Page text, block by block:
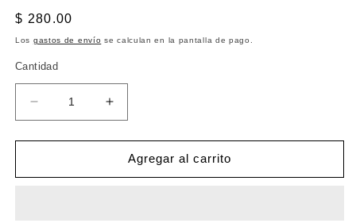
Precio
habitual
$ 280.00
Los gastos de envío se calculan en la pantalla de pago.
Cantidad
Reducir
cantidad
para
DE
Aumentar
cantidad
para
BODY
DE
Agregar al carrito